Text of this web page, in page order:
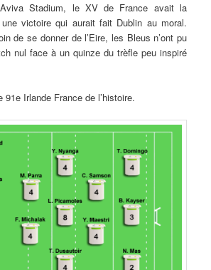
Stadium, le XV de France avait la
une victoire qui aurait fait Dublin au moral.
de se donner de l’Eire, les Bleus n’ont pu
nul face à un quinze du trèfle peu inspiré
Irlande France de l’histoire.